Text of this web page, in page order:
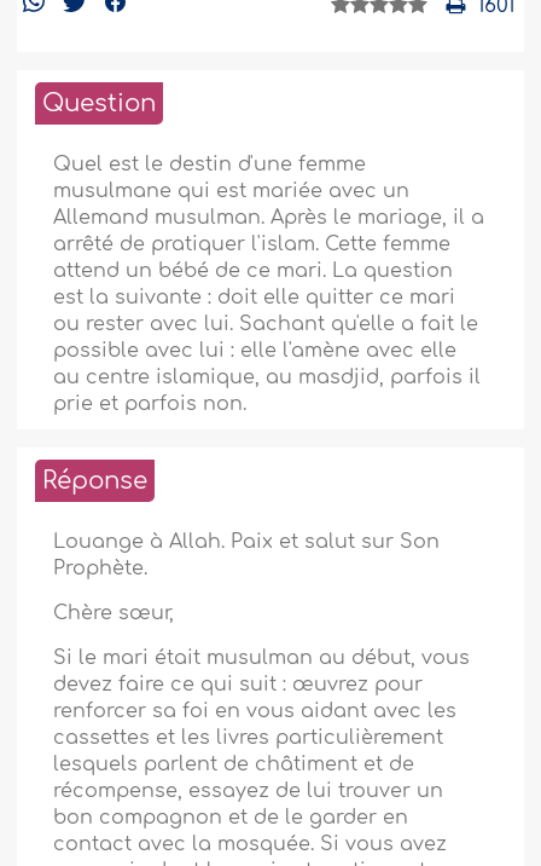
1601
Question
Quel est le destin d'une femme
musulmane qui est mariée avec un
Allemand musulman. Après le mariage, il a
arrêté de pratiquer l'islam. Cette femme
attend un bébé de ce mari. La question
est la suivante : doit elle quitter ce mari
ou rester avec lui. Sachant qu'elle a fait le
possible avec lui : elle l'amène avec elle
au centre islamique, au masdjid, parfois il
prie et parfois non.
Réponse
Louange à Allah. Paix et salut sur Son
Prophète.
Chère sœur,
Si le mari était musulman au début, vous
devez faire ce qui suit : œuvrez pour
renforcer sa foi en vous aidant avec les
cassettes et les livres particulièrement
lesquels parlent de châtiment et de
récompense, essayez de lui trouver un
bon compagnon et de le garder en
contact avec la mosquée. Si vous avez